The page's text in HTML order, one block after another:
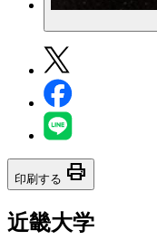
印刷する print
近畿大学